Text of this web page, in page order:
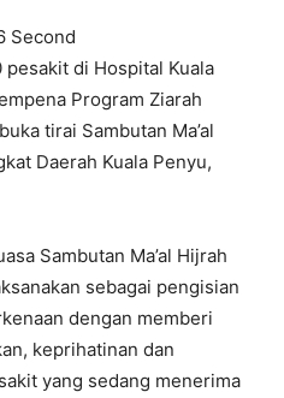
Second
pesakit di Hospital Kuala
Program Ziarah
tirai Sambutan Ma’al
Daerah Kuala Penyu,
Sambutan Ma’al Hijrah
sebagai pengisian
dengan memberi
keprihatinan dan
yang sedang menerima